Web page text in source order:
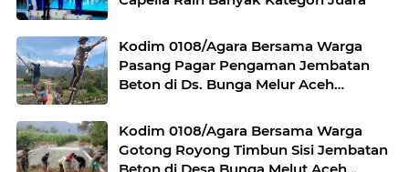
Kodim 0108/Agara Bersama Warga
Pasang Pagar Pengaman Jembatan
Beton di Ds. Bunga Melur Aceh
Kodim 0108/Agara Bersama Warga
Gotong Royong Timbun Sisi Jembatan
Beton di Desa Bunga Melut Aceh